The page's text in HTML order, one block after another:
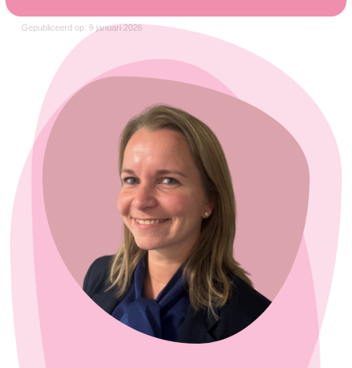
Gepubliceerd op: 9 januari 2026